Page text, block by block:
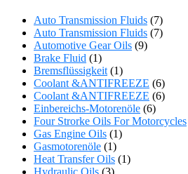
Auto Transmission Fluids (7)
Auto Transmission Fluids (7)
Automotive Gear Oils (9)
Brake Fluid (1)
Bremsflüssigkeit (1)
Coolant &ANTIFREEZE (6)
Coolant &ANTIFREEZE (6)
Einbereichs-Motorenöle (6)
Four Strorke Oils For Motorcycles
Gas Engine Oils (1)
Gasmotorenöle (1)
Heat Transfer Oils (1)
Hydraulic Oils (3)